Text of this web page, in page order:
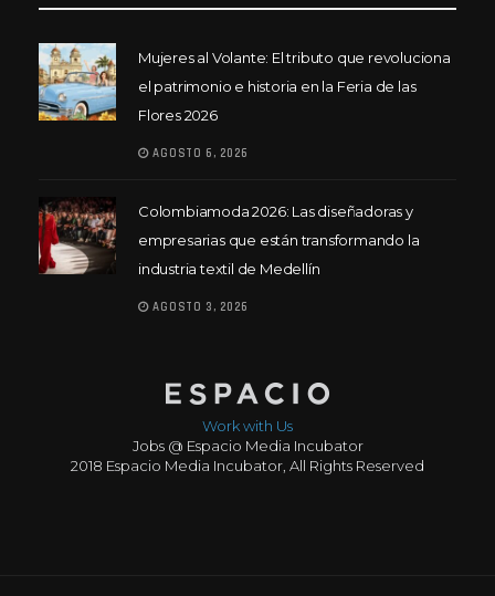
Mujeres al Volante: El tributo que revoluciona
el patrimonio e historia en la Feria de las
Flores 2026
AGOSTO 6, 2026
Colombiamoda 2026: Las diseñadoras y
empresarias que están transformando la
industria textil de Medellín
AGOSTO 3, 2026
Work with Us
Jobs @ Espacio Media Incubator
2018 Espacio Media Incubator, All Rights Reserved